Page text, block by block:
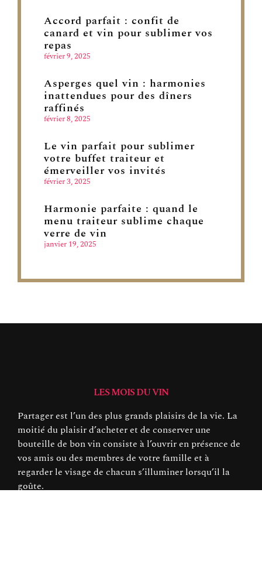
Accord parfait : confit de
canard et vin pour sublimer vos
repas
février 9, 2025
Asperges quel vin : harmonies
inattendues pour des dîners
raffinés
février 8, 2025
Le vin parfait pour sublimer
votre buffet traiteur et
émerveiller vos invités
février 3, 2025
Harmonie parfaite : quand le
menu traiteur sublime chaque
verre de vin
janvier 19, 2025
LES MOIS DU VIN
Partager est l’un des plus grands plaisirs de la vie. La
moitié du plaisir d’acheter et de conserver une
bouteille de bon vin consiste à l’ouvrir en présence de
vos amis ou des membres de votre famille et à
regarder le visage de chacun s’illuminer lorsqu’il la
goûte.